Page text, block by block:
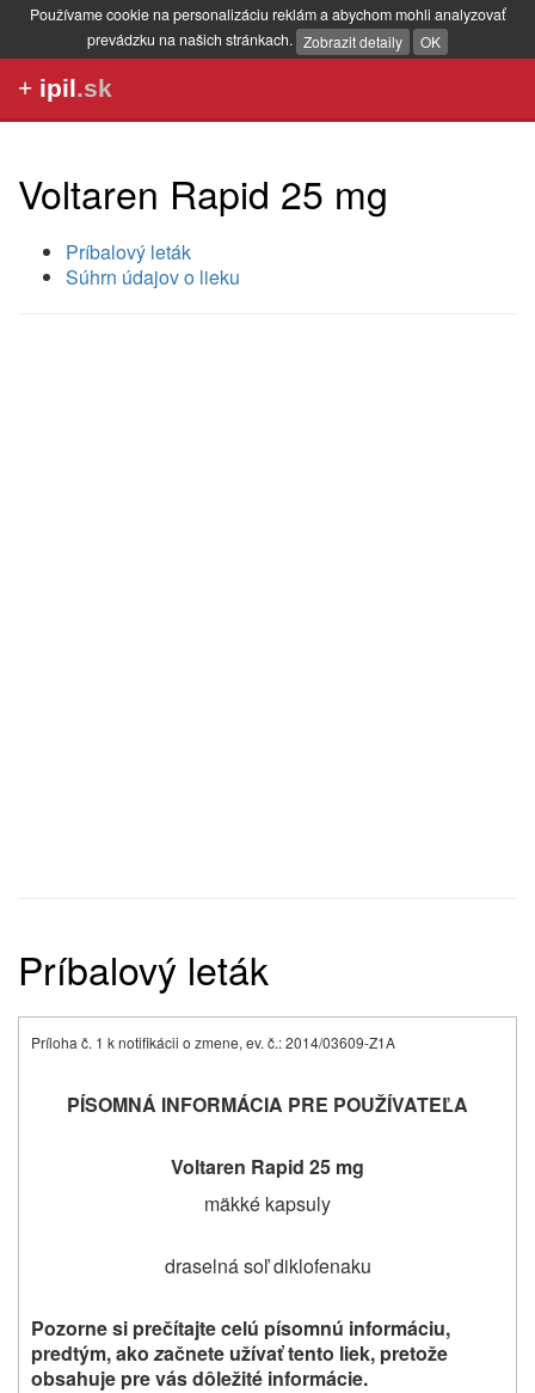
Používame cookie na personalizáciu reklám a abychom mohli analyzovať
prevádzku na našich stránkach. Zobrazit detaily OK
+ ipil.sk
Voltaren Rapid 25 mg
Príbalový leták
Súhrn údajov o lieku
Príbalový leták
Príloha č. 1 k notifikácii o zmene, ev. č.: 2014/03609-Z1A
PÍSOMNÁ INFORMÁCIA PRE POUŽÍVATEĽA
Voltaren Rapid 25 mg
mäkké kapsuly
draselná soľ diklofenaku
Pozorne si prečítajtecelú písomnú informáciu,
predtým, ako začnete užívaťtento liek, pretože
obsahuje pre vás dôležité informácie.